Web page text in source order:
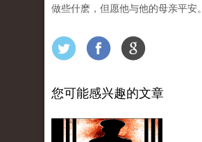
做些什麽，但愿他与他的母亲平安。
您可能感兴趣的文章